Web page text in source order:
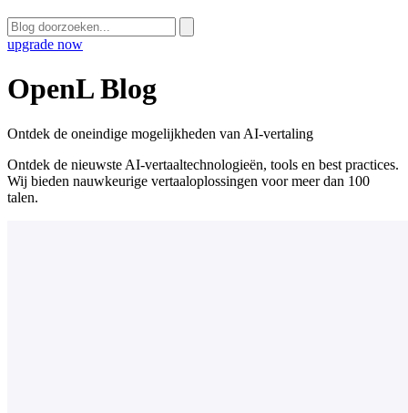
upgrade now
OpenL Blog
Ontdek de oneindige mogelijkheden van AI-vertaling
Ontdek de nieuwste AI-vertaaltechnologieën, tools en best practices.
Wij bieden nauwkeurige vertaaloplossingen voor meer dan 100
talen.